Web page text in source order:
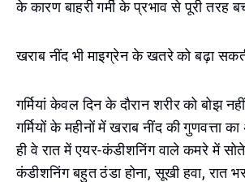
के कारण बाहरी गर्मी के प्रभाव से पूरी तरह
खराब नींद भी माइग्रेन के खतरे को बढ़ा
गर्मियां केवल दिन के दौरान शरीर को बोझ
गर्मियों के महीनों में खराब नींद की गुणवत्ता
ही वे रात में एयर-कंडीशनिंग वाले कमरे में
कंडीशनिंग बहुत ठंडा होना, सूखी हवा, रात